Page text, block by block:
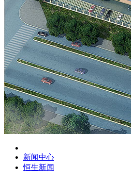
新闻中心
恒生新闻